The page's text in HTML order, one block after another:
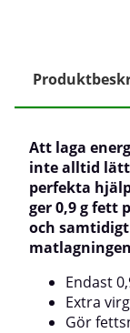
Att laga
inte alltid lätt
perfekta
ger 0,9 g fett
och
Endast
Extra
Gör